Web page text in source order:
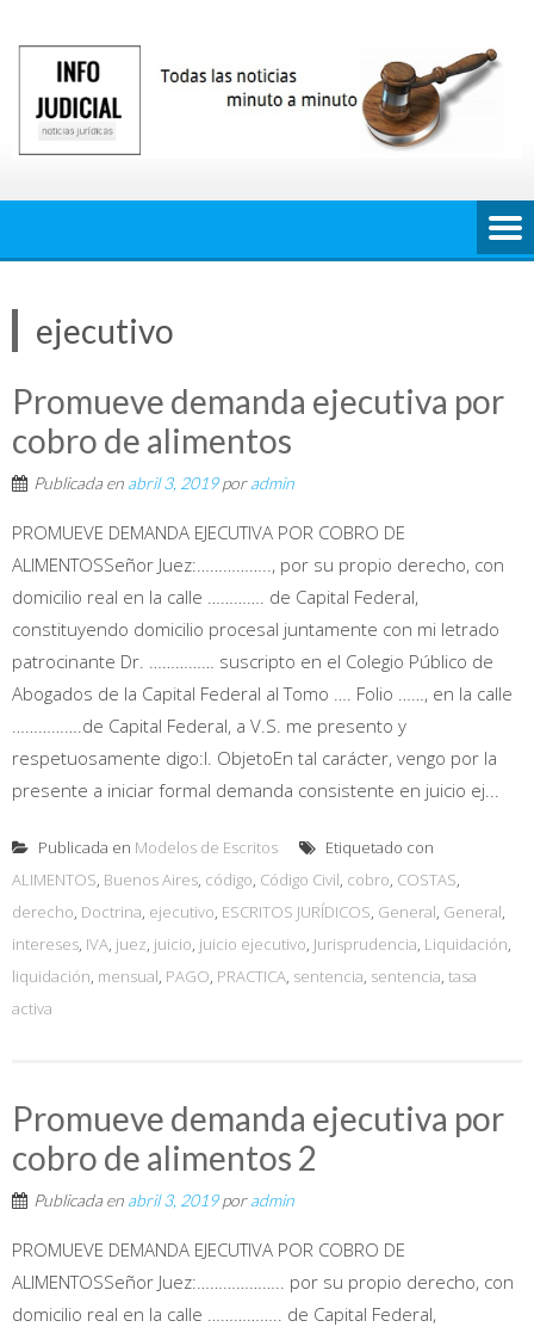
contenido
ejecutivo
Promueve demanda ejecutiva por
cobro de alimentos
Publicada en abril 3, 2019poradmin
PROMUEVE DEMANDA EJECUTIVA POR COBRO DE
ALIMENTOSSeñor Juez:…………….., por su propio derecho, con
domicilio real en la calle …………. de Capital Federal,
constituyendo domicilio procesal juntamente con mi letrado
patrocinante Dr. …………… suscripto en el Colegio Público de
Abogados de la Capital Federal al Tomo …. Folio ……, en la calle
…………….de Capital Federal, a V.S. me presento y
respetuosamente digo:I. ObjetoEn tal carácter, vengo por la
presente a iniciar formal demanda consistente en juicio ej...
Publicada en Modelos de Escritos
Etiquetado con
ALIMENTOS, Buenos Aires, código, Código Civil, cobro, COSTAS,
derecho, Doctrina, ejecutivo, ESCRITOS JURÍDICOS, General, General,
intereses, IVA, juez, juicio, juicio ejecutivo, Jurisprudencia, Liquidación,
liquidación, mensual, PAGO, PRACTICA, sentencia, sentencia, tasa
activa
Promueve demanda ejecutiva por
cobro de alimentos 2
Publicada en abril 3, 2019poradmin
PROMUEVE DEMANDA EJECUTIVA POR COBRO DE
ALIMENTOSSeñor Juez:……………….. por su propio derecho, con
domicilio real en la calle …………….. de Capital Federal,